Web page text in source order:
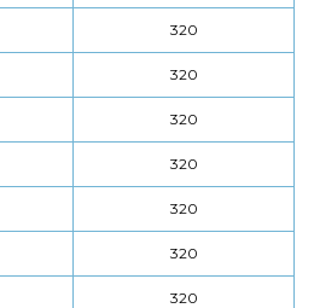
320
320
320
320
320
320
320